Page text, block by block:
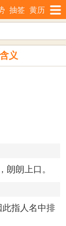
抽签 黄历
义
朗朗上口。
此指人名中排